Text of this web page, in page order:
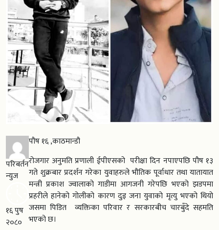
परिबर्तन
न्युज
१६ पुष
२०८०
पौष १६ ,काठमान्डौ
रोजगार अनुमति प्रणाली ईपीएसको परीक्षा दिन नपाएपछि पौष १३
गते शुक्रबार प्रदर्शन गरेका युवाहरुले भौतिक पूर्वाधार तथा यातायात
मन्त्री प्रकाश ज्वालाको गाडीमा आगजनी गरेपछि भएको झडपमा
प्रहरीले हानेको गोलीको कारण दुइ जना युवाको मृत्यु भएको थियो
जसमा पिडित व्यक्तिका परिवार र सरकारबीच चारबुँदे सहमति
भएको छ।